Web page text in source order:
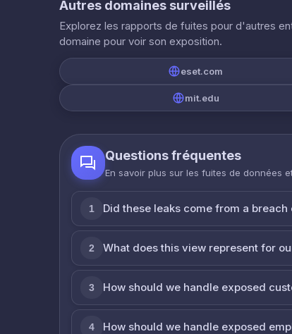
Autres domaines surveillés
Explorez les rapports de fuites pour d'autres
domaine pour voir son exposition.
eset.com
mit.edu
Questions fréquentes
En savoir plus sur les fuites de données
1 Did these leaks come from a
2 What does this view represent for
3 How should we handle exposed
4 How should we handle exposed